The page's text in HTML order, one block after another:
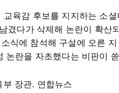
육감 후보를 지지하는 소셜
겼다가 삭제해 논란이 확산
식에 참석해 구설에 오른 지
논란을 자초했다는 비판이